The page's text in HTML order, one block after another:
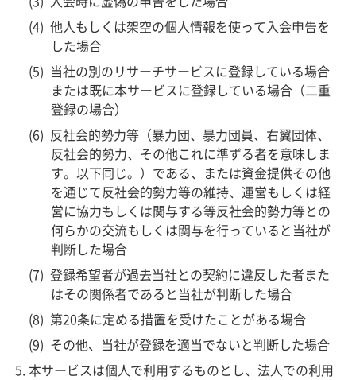
他人もしくは架空の個人情報を使って入会申告を
した場合
当社の別のリサーチサービスに登録している場合
または既に本サービスに登録している場合（二重
登録の場合）
反社会的勢力等（暴力団、暴力団員、右翼団体、
反社会的勢力、その他これに準ずる者を意味しま
す。以下同じ。）である、または資金提供その他
を通じて反社会的勢力等の維持、運営もしくは経
営に協力もしくは関与する等反社会的勢力等との
何らかの交流もしくは関与を行っていると当社が
判断した場合
登録希望者が過去当社との契約に違反した者また
はその関係者であると当社が判断した場合
第20条に定める措置を受けたことがある場合
その他、当社が登録を適当でないと判断した場合
本サービスは個人で利用するものとし、法人での利用